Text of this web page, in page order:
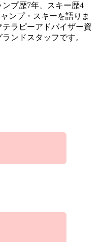
プ歴7年、スキー歴4
ンプ・スキーを語りま
ラピーアドバイザー資
ンドスタッフです。